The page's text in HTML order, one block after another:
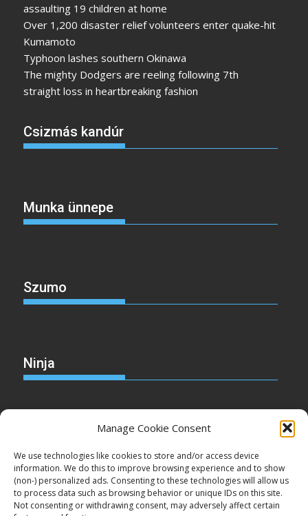
Manage Cookie Consent
We use technologies like cookies to store and/or access device
information. We do this to improve browsing experience and to show
(non-) personalized ads. Consenting to these technologies will allow us
to process data such as browsing behavior or unique IDs on this site.
Not consenting or withdrawing consent, may adversely affect certain
assaulting 19 children at home
Over 1,200 disaster relief volunteers enter quake-hit
Kumamoto
Typhoon lashes southern Okinawa
The mighty Dodgers are reeling following 7th
straight loss in heartbreaking fashion
Csizmás kandúr
Munka ünnepe
Szumo
Ninja